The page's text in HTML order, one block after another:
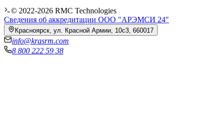
© 2022-2026 RMC Technologies
Сведения об аккредитации ООО "АРЭМСИ 24"
Красноярск, ул. Красной Армии, 10с3, 660017
info@krasrm.com
8 800 222 59 38